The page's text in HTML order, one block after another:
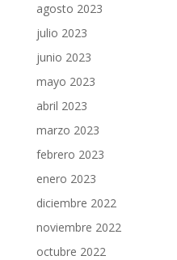
agosto 2023
julio 2023
junio 2023
mayo 2023
abril 2023
marzo 2023
febrero 2023
enero 2023
diciembre 2022
noviembre 2022
octubre 2022